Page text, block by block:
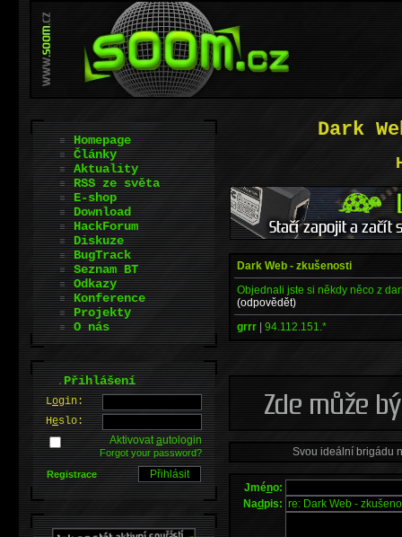
Dark
Dark Web - zkušenosti
Objednali jste si někdy něco z
(odpovědět)
grrr | 94.112.151.*
Svou ideální brigádu
Jméno:
Nadpis:
Homepage
Články
Aktuality
RSS ze světa
E-shop
Download
HackForum
Diskuze
BugTrack
Seznam BT
Odkazy
Konference
Projekty
O nás
.Přihlášení
Login:
Heslo:
Aktivovatautologin
Forgot your password?
Registrace